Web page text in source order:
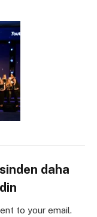
daha
to your email.